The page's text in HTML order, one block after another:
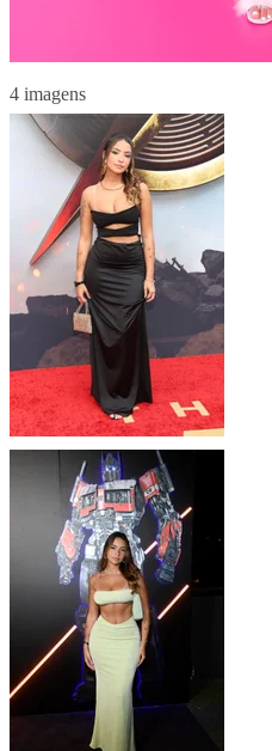
4 imagens